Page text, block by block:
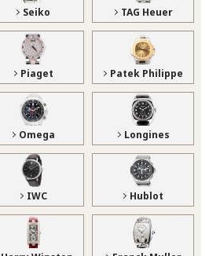
Seiko TAG Heuer
Piaget Patek Philippe
Omega Longines
IWC Hublot